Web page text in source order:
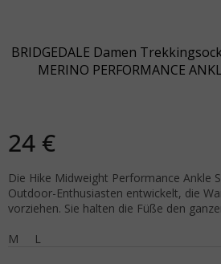
BRIDGEDALE Damen
MERINO PERFORMANCE
24 €
Die Hike Midweight Performance Ankle
Outdoor-Enthusiasten entwickelt, die
vorziehen. Sie halten die Füße den
M
L